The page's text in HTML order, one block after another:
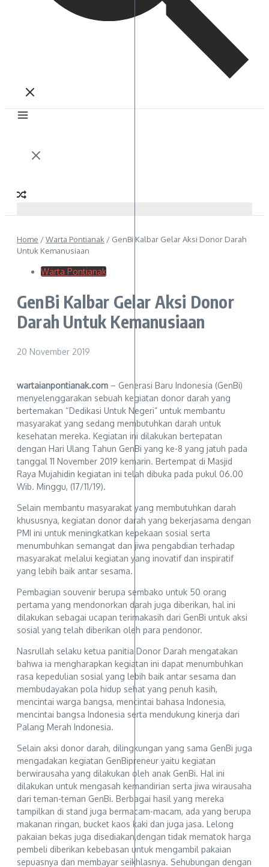
Home /Warta Pontianak / GenBi Kalbar Gelar Aksi Donor Darah
Untuk Kemanusiaan
Warta Pontianak
GenBi Kalbar Gelar Aksi Donor
Darah Untuk Kemanusiaan
20 November 2019
wartaianpontianak.com – Generasi Baru Indonesia (GenBi)
menyelenggarakan sebuah kegiatan donor darah yang
bertemakan “Dedikasi Untuk Negeri” untuk membantu
masyarakat yang sedang membutuhkan darah untuk
kesehatan mereka. Kegiatan ini dilakukan bertepatan
dengan Hari Ulang Tahun GenBi yang ke-8 yang jatuh pada
tanggal 11 November 2019 kemarin. Bertempat di Masjid
Raya Mujahidin kegiatan ini telah dibuka pada pukul 06.00
Wib. Minggu, (17/11/19).
Selain membantu masyarakat yang membutuhkan darah
khususnya, kegiatan donor darah yang bekerjasama dengan
PMI ini untuk meningkatkan kepekaan sosial serta
menumbuhkan semangat dan jiwa pengabdian terhadap
masyarakat melalui kegiatan yang inovatif dan inspiratif
yang lebih baik antar sesama.
Pembagian souvenir berupa sembako untuk 50 orang
pertama yang mendonorkan darah juga diberikan, hal ini
dilakukan sebagai ucapan terimakasih dari GenBi untuk aksi
sosial yang telah diberikan oleh para pendonor.
Nasrullah selaku ketua panitia Donor Darah mengatakan
bahwa ia mengharapkan kegiatan ini dapat menumbuhkan
rasa kepedulian sosial yang lebih baik antar sesama dan
membudayakan pola hidup sehat yang penuh kasih,
mencintai warga bangsa, mencintai bahasa Indonesia,
mencintai bangsa Indonesia serta mendukung kinerja dari
Palang Merah Indonesia.
Selain aksi donor darah, dilingkungan yang sama GenBi juga
mengadakan kegiatan GenBipreneur yaitu kegiatan
berwirausaha yang dilakukan oleh anak GenBi. Hal ini
dilakukan untuk mengasah kemandirian serta jiwa wirausaha
dari teman-teman GenBi. Berbagai hasil yang mereka
tampilkan di stand juga bermacam-macam, ada yang berupa
makanan ringan, bucket kaos kaki dan juga jasa. Lelong
pakaian bekas juga disediakan,dengan tidak mematok harga
pembeli diberikan kebebasan untuk mengambil pakaian
sepuasnya dan membayar seikhlasnya. Sehubungan dengan